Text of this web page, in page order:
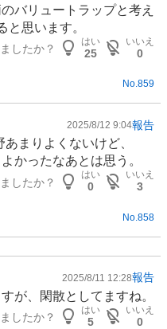
バリュートラップと考え
と思います。
したか？
はい
25
いいえ
0
No.859
2025/8/12 9:04報告
まりよくないけど、
かったなあとは思う。
したか？
はい
0
いいえ
3
No. 858
2025/8/11 12:28報告
が、閑散としてますね。
したか？
はい
5
いいえ
0